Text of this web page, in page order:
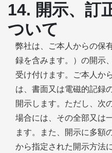
14. 開示、訂
ついて
弊社は、ご本人からの保
録を含みます。）の開示
受け付けます。ご本人か
は、書面又は電磁的記録
開示します。ただし、次
場合には、その全部又は
ます。また、開示に多額
から指定された開示方法